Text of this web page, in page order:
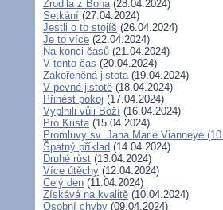
Zrodila z Boha(28.04.2024)
Setkání (27.04.2024)
Jestli o to stojíš (26.04.2024)
Je to více (22.04.2024)
Na konci časů (21.04.2024)
V tento čas (20.04.2024)
Zakořeněná jistota(19.04.2024)
V pevné jistotě (18.04.2024)
Přinést pokoj (17.04.2024)
Vyplnili vůli Boží (16.04.2024)
Pro Krista(15.04.2024)
Promluvy sv. Jana Marie Vianneye
Špatný příklad (14.04.2024)
Druhé růst (13.04.2024)
Více útěchy (12.04.2024)
Celý den (11.04.2024)
Získává na kvalitě (10.04.2024)
Osobní chyby (09.04.2024)